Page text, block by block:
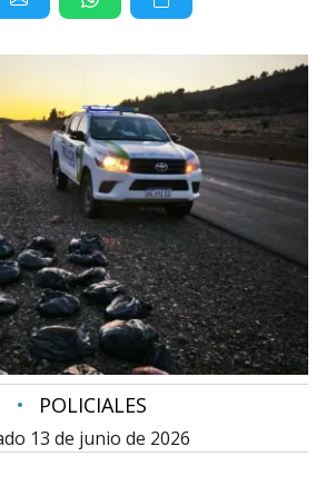
• POLICIALES
13 de junio de 2026